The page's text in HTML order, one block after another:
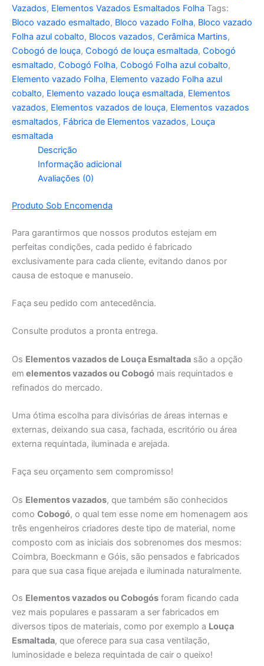
Vazados, Elementos Vazados Esmaltados Folha Tags:
Bloco vazado esmaltado, Bloco vazado Folha, Bloco vazado
Folha azul cobalto, Blocos vazados, Cerâmica Martins,
Cobogó de louça, Cobogó de louça esmaltada, Cobogó
esmaltado, Cobogó Folha, Cobogó Folha azul cobalto,
Elemento vazado Folha, Elemento vazado Folha azul
cobalto, Elemento vazado louça esmaltada, Elementos
vazados, Elementos vazados de louça, Elementos vazados
esmaltados, Fábrica de Elementos vazados, Louça
esmaltada
Descrição
Informação adicional
Avaliações (0)
Produto Sob Encomenda
Para garantirmos que nossos produtos estejam em
perfeitas condições, cada pedido é fabricado
exclusivamente para cada cliente, evitando danos por
causa de estoque e manuseio.
Faça seu pedido com antecedência.
Consulte produtos a pronta entrega.
Os Elementos vazados de Louça Esmaltada são a opção
em elementos vazados ou Cobogó mais requintados e
refinados do mercado.
Uma ótima escolha para divisórias de áreas internas e
externas, deixando sua casa, fachada, escritório ou área
externa requintada, iluminada e arejada.
Faça seu orçamento sem compromisso!
Os Elementos vazados, que também são conhecidos
como Cobogó, o qual tem esse nome em homenagem aos
três engenheiros criadores deste tipo de material, nome
composto com as iniciais dos sobrenomes dos mesmos:
Coimbra, Boeckmann e Góis, são pensados e fabricados
para que sua casa fique arejada e iluminada naturalmente.
Os Elementos vazados ou Cobogós foram ficando cada
vez mais populares e passaram a ser fabricados em
diversos tipos de materiais, como por exemplo a Louça
Esmaltada, que oferece para sua casa ventilação,
luminosidade e beleza requintada de cair o queixo!